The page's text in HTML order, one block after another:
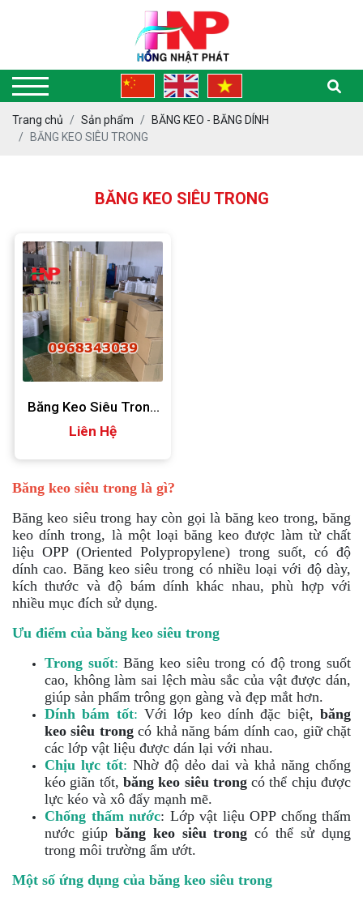
Trang chủ Sản phẩm
BĂNG KEO - BĂNG DÍNH
BĂNG KEO SIÊU TRONG
BĂNG KEO SIÊU TRONG
Băng Keo Siêu Trong
Giá Rẻ
Liên Hệ
Băng keo siêu trong là gì?
Băng keo siêu trong hay còn gọi là băng keo trong, băng
keo dính trong, là một loại băng keo được làm từ chất
liệu OPP (Oriented Polypropylene) trong suốt, có độ
dính cao. Băng keo siêu trong có nhiều loại với độ dày,
kích thước và độ bám dính khác nhau, phù hợp với
nhiều mục đích sử dụng.
Ưu điểm của băng keo siêu trong
Trong suốt: Băng keo siêu trong có độ trong suốt
cao, không làm sai lệch màu sắc của vật được dán,
giúp sản phẩm trông gọn gàng và đẹp mắt hơn.
Dính bám tốt: Với lớp keo dính đặc biệt,băng
keo siêu trongcó khả năng bám dính cao, giữ chặt
các lớp vật liệu được dán lại với nhau.
Chịu lực tốt: Nhờ độ dẻo dai và khả năng chống
kéo giãn tốt, băng keo siêu trongcó thể chịu được
lực kéo và xô đẩy mạnh mẽ.
Chống thấm nước: Lớp vật liệu OPP chống thấm
nước giúp băng keo siêu trong có thể sử dụng
trong môi trường ẩm ướt.
Một số ứng dụng của băng keo siêu trong